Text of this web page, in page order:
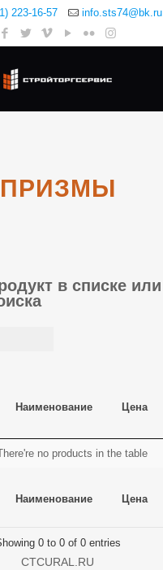
223-16-57 info.sts74@bk.ru
ПРИЗМЫ
в списке
Наименование Цена
Наименование Цена
no products in the table
Наименование Цена
0 to 0 of 0 entries
CTCURAL.RU